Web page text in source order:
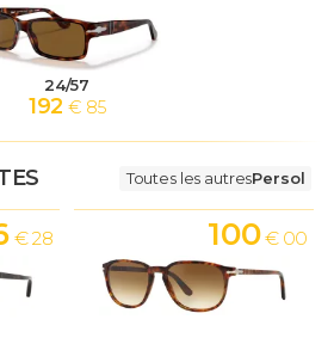
24/57
192 € 85
Toutes les autresPersol
€ 28 100 € 00